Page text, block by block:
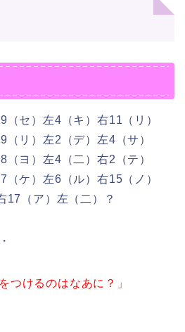
（セ）左4（キ）右11（リ）
リ）左2（デ）左4（サ）
ヨ）左4（二）右2（テ）
ケ）左6（ル）右15（ノ）
17（ア）左（二）？
つけるのはなあに？」